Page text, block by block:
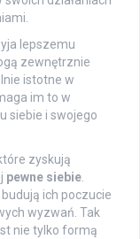
lepszemu
zewnętrznie
istotne w
im to w
siebie i swojego
zyskują
pewne siebie.
ich poczucie
wyzwań. Tak
nie tylko formą